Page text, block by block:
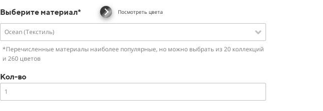
Выберите материал* Посмотреть цвета
Ocean (Текстиль)
*Перечисленные материалы наиболее популярные, но можно выбрать из 20 коллекций
и 260 цветов
Кол-во